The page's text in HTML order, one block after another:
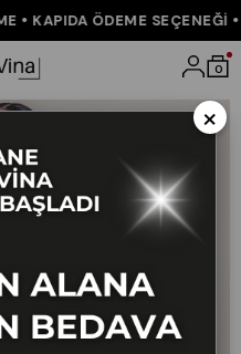
KAPIDA ÖDEME SEÇENEĞİ •
0
×